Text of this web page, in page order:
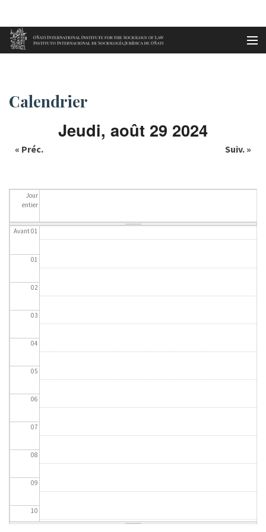
Aller au contenu principal
Accueil Calendrier
Calendrier
Jeudi, août 29 2024
« Préc. Suiv. »
Jour
entier
Avant 01
01
02
03
04
05
06
07
08
09
10